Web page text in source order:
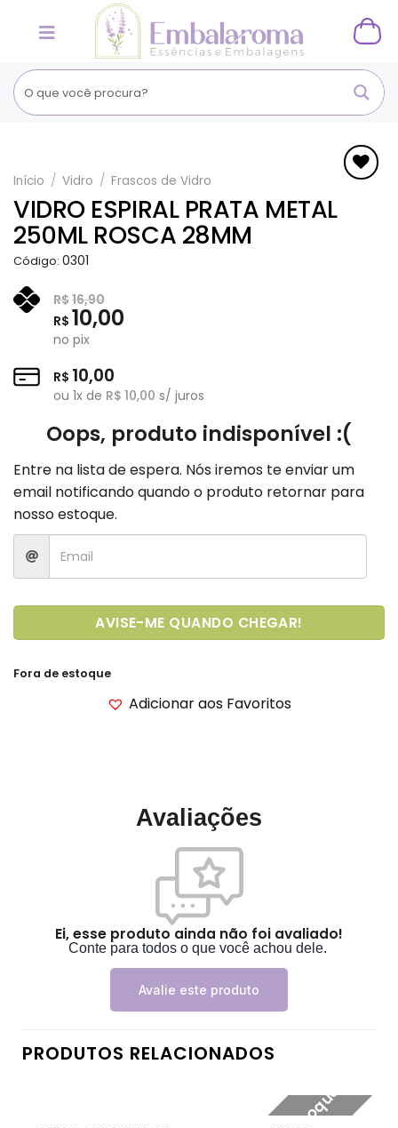
Adicionar
aos
Início / Vidro / Frascos de Vidro
VIDRO ESPIRAL PRATA METAL
250ML ROSCA 28MM
Código: 0301
R$16,90
R$ 10,00
no pix
R$ 10,00
ou 1x de R$ 10,00 s/ juros
Oops, produto indisponível :(
Entre na lista de espera. Nós iremos te enviar um
email notificando quando o produto retornar para
nosso estoque.
AVISE-ME QUANDO CHEGAR!
Fora de estoque
Adicionar aos Favoritos
Avaliações
Ei, esse produto ainda não foi avaliado!
Conte para todos o que você achou dele.
Avalie este produto
PRODUTOS RELACIONADOS